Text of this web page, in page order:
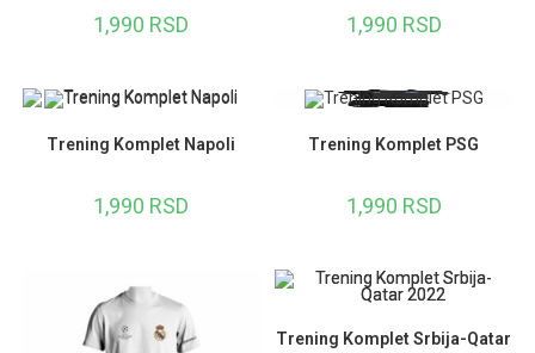
1,990 RSD 1,990 RSD
Trening Komplet Napoli
1,990 RSD
Trening Komplet PSG
1,990 RSD
Trening Komplet Srbija-Qatar